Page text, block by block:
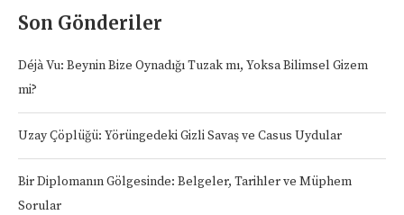
Son Gönderiler
Déjà Vu: Beynin Bize Oynadığı Tuzak mı, Yoksa Bilimsel Gizem
mi?
Uzay Çöplüğü: Yörüngedeki Gizli Savaş ve Casus Uydular
Bir Diplomanın Gölgesinde: Belgeler, Tarihler ve Müphem
Sorular